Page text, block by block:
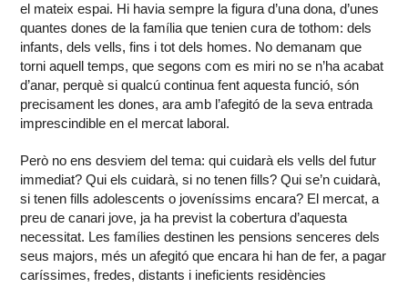
el mateix espai. Hi havia sempre la figura d’una dona, d’unes
quantes dones de la família que tenien cura de tothom: dels
infants, dels vells, fins i tot dels homes. No demanam que
torni aquell temps, que segons com es miri no se n’ha acabat
d’anar, perquè si qualcú continua fent aquesta funció, són
precisament les dones, ara amb l’afegitó de la seva entrada
imprescindible en el mercat laboral.
Però no ens desviem del tema: qui cuidarà els vells del futur
immediat? Qui els cuidarà, si no tenen fills? Qui se’n cuidarà,
si tenen fills adolescents o joveníssims encara? El mercat, a
preu de canari jove, ja ha previst la cobertura d’aquesta
necessitat. Les famílies destinen les pensions senceres dels
seus majors, més un afegitó que encara hi han de fer, a pagar
caríssimes, fredes, distants i ineficients residències